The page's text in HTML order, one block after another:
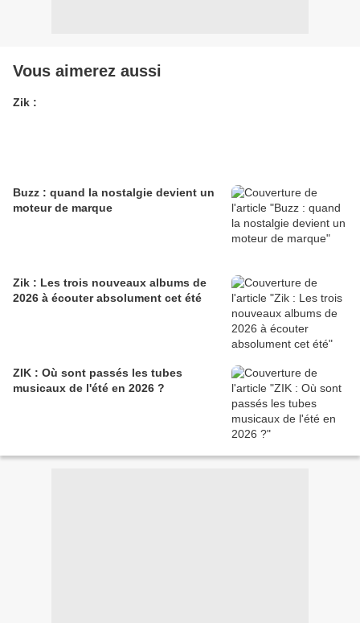
Vous aimerez aussi
Zik :
Buzz : quand la nostalgie devient un
moteur de marque
Zik : Les trois nouveaux albums de
2026 à écouter absolument cet été
ZIK : Où sont passés les tubes
musicaux de l'été en 2026 ?